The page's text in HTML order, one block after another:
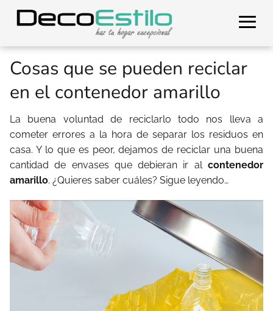
Cosas que se pueden reciclar
en el contenedor amarillo
La buena voluntad de reciclarlo todo nos lleva a
cometer errores a la hora de separar los residuos en
casa. Y lo que es peor, dejamos de reciclar una buena
cantidad de envases que debieran ir al contenedor
amarillo. ¿Quieres saber cuáles? Sigue leyendo…